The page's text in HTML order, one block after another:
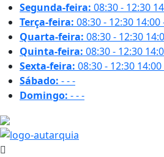
Segunda-feira: 08:30 - 12:30
Terça-feira: 08:30 - 12:30 14:00
Quarta-feira: 08:30 - 12:30
Quinta-feira: 08:30 - 12:30
Sexta-feira: 08:30 - 12:30
Sábado: ---
Domingo: ---